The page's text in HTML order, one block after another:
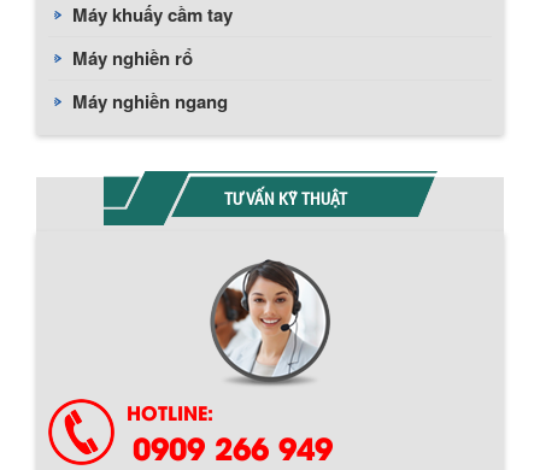
Máy khuấy cầm tay
Máy nghiền rổ
Máy nghiền ngang
TƯ VẤN KỸ THUẬT
HOTLINE:
0909 266 949